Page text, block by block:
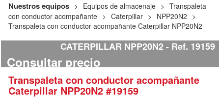
Nuestros equipos Equipos de almacenaje
Transpaleta
con conductor acompañante
Caterpillar
NPP20N2
Transpaleta con conductor acompañante Caterpillar NPP20N2
CATERPILLAR NPP20N2 Ref. 19159
Consultar precio
Transpaleta con conductor acompañante
Caterpillar NPP20N2 #19159